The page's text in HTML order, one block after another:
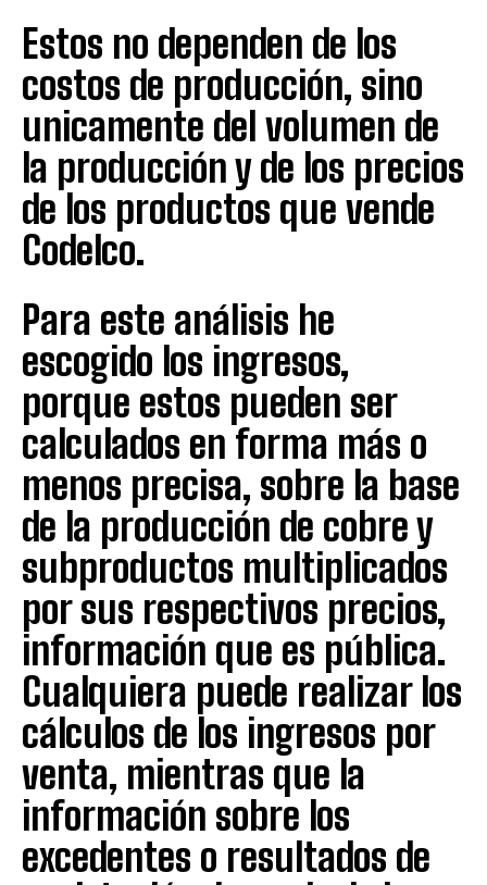
Estos no dependen de los
costos de producción, sino
unicamente del volumen de
la producción y de los precios
de los productos que vende
Codelco.
Para este análisis he
escogido los ingresos,
porque estos pueden ser
calculados en forma más o
menos precisa, sobre la base
de la producción de cobre y
subproductos multiplicados
por sus respectivos precios,
información que es pública.
Cualquiera puede realizar los
cálculos de los ingresos por
venta, mientras que la
información sobre los
excedentes o resultados de